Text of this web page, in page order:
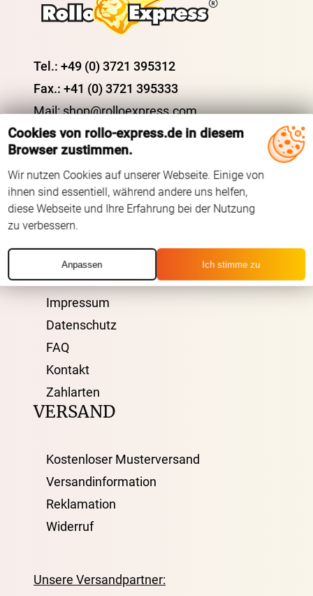
Cookies von rollo-express.de in diesem
Browser zustimmen.
Wir nutzen Cookies auf unserer Webseite. Einige von
ihnen sind essentiell, während andere uns helfen,
diese Webseite und Ihre Erfahrung bei der Nutzung
zu verbessern.
Anpassen Ich stimme zu
Tel.: +49 (0) 3721 395312
Fax.: +41 (0) 3721 395333
Mail: shop@rolloexpress.com
Servicezeiten:
Montag - Freitag: 08:00 - 19:00 Uhr
Samstag: 09:00 - 13:00 Uhr
ÜBER UNS
AGB
Impressum
Datenschutz
FAQ
Kontakt
Zahlarten
VERSAND
Kostenloser Musterversand
Versandinformation
Reklamation
Widerruf
Unsere Versandpartner: